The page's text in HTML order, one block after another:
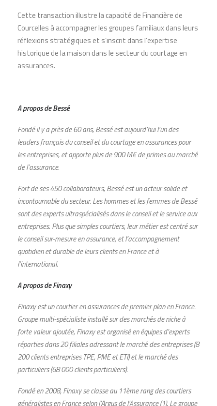
Cette transaction illustre la capacité de Financière de
Courcelles à accompagner les groupes familiaux dans leurs
réflexions stratégiques et s’inscrit dans l’expertise
historique de la maison dans le secteur du courtage en
assurances.
AproposdeBessé
Fondé il y a près de 60 ans, Bessé est aujourd’hui l’un des
leaders français du conseil et du courtage en assurances pour
les entreprises, et apporte plus de 900 M€ de primes au marché
de l’assurance.
Fort de ses 450 collaborateurs, Bessé est un acteur solide et
incontournable du secteur. Les hommes et les femmes de Bessé
sont des experts ultraspécialisés dans le conseil et le service aux
entreprises. Plus que simples courtiers, leur métier est centré sur
le conseil sur-mesure en assurance, et l’accompagnement
quotidien et durable de leurs clients en France et à
l’international.
AproposdeFinaxy
Finaxyest un courtier en assurances de premier plan en France.
Groupe multi-spécialiste installé sur des marchés de niche à
forte valeur ajoutée,Finaxyest organisé en équipes d’experts
réparties dans 20 filiales adressant le marché des entreprises (8
200 clients entreprises TPE, PME et ETI) et le marché des
particuliers (68 000 clients particuliers).
Fondé en 2008,Finaxyse classe au 11èmerang des courtiers
généralistes en Franceselon l’Argus de l’Assurance(1). Le groupe